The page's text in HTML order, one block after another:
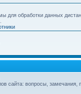
для обработки данных
сайта: вопросы, замечания,